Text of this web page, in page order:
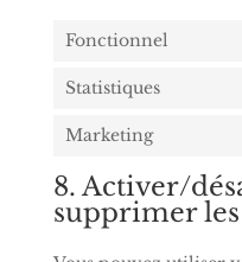
Fonctionnel
Statistiques
Marketing
8. Activer/
supprimer